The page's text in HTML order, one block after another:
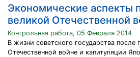
Экономические
великой Отечественной
Контрольная работа, 05 Февраля 2014
В жизни советского государства
Отечественной войне и капитуляции